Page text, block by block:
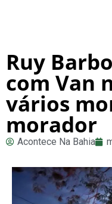
Ruy
com Van
vários
morador
Acontece Na Bahia